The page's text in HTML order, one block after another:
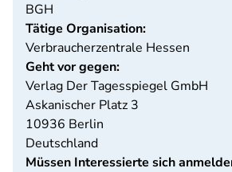
BGH
Tätige Organisation:
Verbraucherzentrale Hessen
Geht vor gegen:
Verlag Der Tagesspiegel GmbH
Askanischer Platz 3
10936 Berlin
Deutschland
Müssen Interessierte sich